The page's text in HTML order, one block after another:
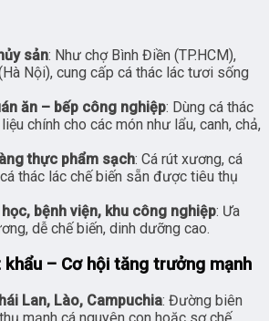
sản: Như chợ Bình Điền (TP.HCM),
Nội), cung cấp cá thác lác tươi sống
ăn – bếp công nghiệp: Dùng cá thác
chính cho các món như lẩu, canh, chả,
thực phẩm sạch: Cá rút xương, cá
thác lác chế biến sẵn được tiêu thụ
bệnh viện, khu công nghiệp: Ưa
dễ chế biến, dinh dưỡng cao.
– Cơ hội tăng trưởng mạnh
Lan, Lào, Campuchia: Đường biên
mạnh cá nguyên con hoặc sơ chế.